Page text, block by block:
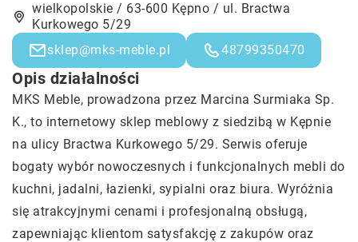
wielkopolskie / 63-600 Kępno / ul. Bractwa
Kurkowego 5/29
sklep@mks-meble.pl
48799350470
Opis działalności
MKS Meble, prowadzona przez Marcina Surmiaka Sp.
K., to internetowy sklep meblowy z siedzibą w Kępnie
na ulicy Bractwa Kurkowego 5/29. Serwis oferuje
bogaty wybór nowoczesnych i funkcjonalnych mebli do
kuchni, jadalni, łazienki, sypialni oraz biura. Wyróżnia
się atrakcyjnymi cenami i profesjonalną obsługą,
zapewniając klientom satysfakcję z zakupów oraz